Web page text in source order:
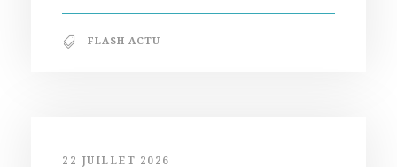
FLASH ACTU
22 JUILLET 2026